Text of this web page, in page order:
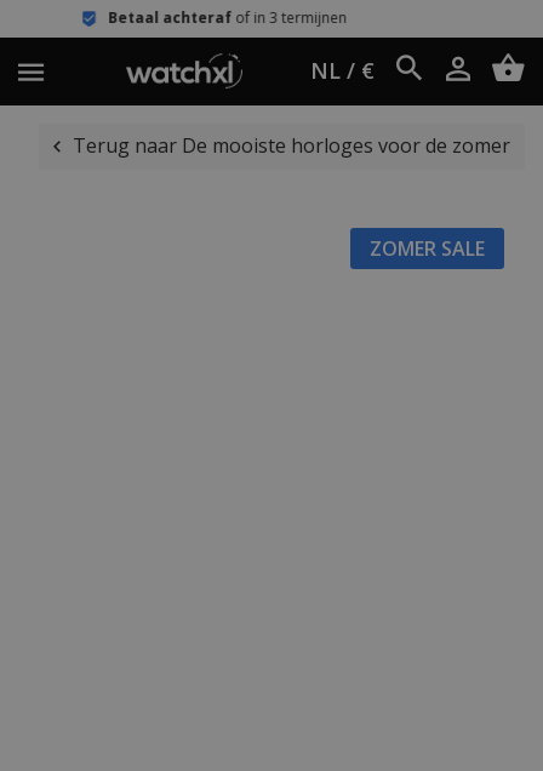
achterafof in 3 termijnen
NL / €
Terug naar De mooiste horloges voor de zomer
ZOMER SALE